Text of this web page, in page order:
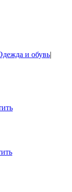
и обувь|